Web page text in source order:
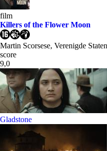
film
Killers of the Flower Moon
Martin Scorsese, Verenigde
score
9,0
Gladstone